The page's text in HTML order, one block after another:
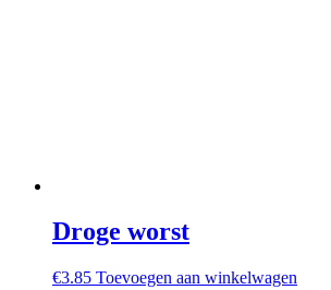
Droge worst
€3.85 Toevoegen aan winkelwagen